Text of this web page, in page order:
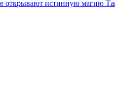
открывают истинную магию